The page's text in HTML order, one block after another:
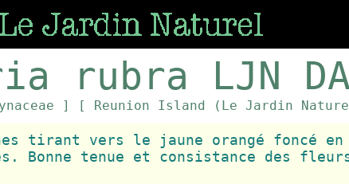
rubra LJN
] [ Reunion Island (Le Jardin
tirant vers le jaune orangé foncé en
Bonne tenue et consistance des